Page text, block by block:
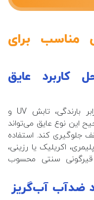
مناسب برای
کاربرد عایق
عایق رطوبتی پشت بام باید در برابر بارندگی، تابش UV و
این نوع عایق می‌تواند
کند. استفاده
اکریلیک یا رزینی،
قیرگونی سنتی محسوب
ضدآب آب‌گریز